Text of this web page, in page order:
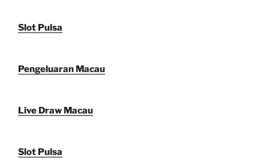
Slot Pulsa
Pengeluaran Macau
Live Draw Macau
Slot Pulsa